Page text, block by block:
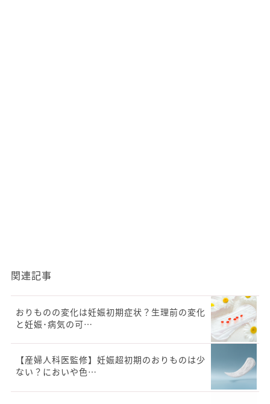
関連記事
おりものの変化は妊娠初期症状？生理前の変化
と妊娠･病気の可…
【産婦人科医監修】妊娠超初期のおりものは少
ない？においや色…